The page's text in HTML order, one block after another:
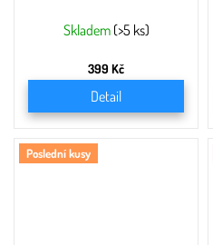
Skladem (>5 ks)
399 Kč
Detail
Poslední kusy